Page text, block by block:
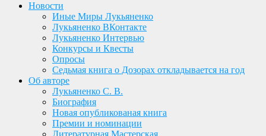
содержимому
Новости
Иные Миры Лукьяненко
Лукьяненко ВКонтакте
Лукьяненко Интервью
Конкурсы и Квесты
Опросы
Седьмая книга о Дозорах откладывается на год
Об авторе
Лукьяненко С. В.
Биография
Новая опубликованая книга
Премии и номинации
Литературная Мастерская